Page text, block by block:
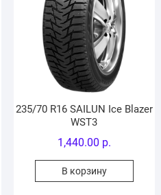
235/70 R16 SAILUN Ice Blazer
WST3
1,440.00 р.
В корзину